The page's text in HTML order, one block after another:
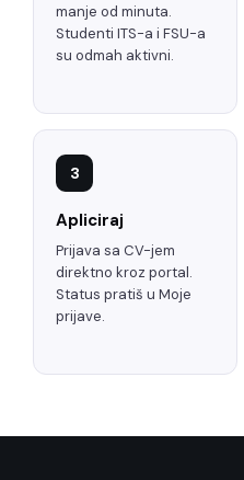
manje od minuta.
Studenti ITS-a i FSU-a
su odmah aktivni.
3
Apliciraj
Prijava sa CV-jem
direktno kroz portal.
Status pratiš u Moje
prijave.